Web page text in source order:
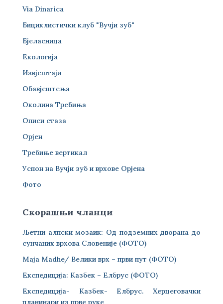
Via Dinarica
Бициклистички клуб "Вучји зуб"
Бјеласница
Екологија
Извјештаји
Обавјештења
Околина Требиња
Описи стаза
Орјен
Требиње вертикал
Успон на Вучји зуб и врхове Орјена
Фото
Скорашњи чланци
Љетни алпски мозаик: Од подземних дворана до
сунчаних врхова Словеније (ФОТО)
Maja Madhe/ Велики врх – први пут (ФОТО)
Експедиција: Казбек – Елбрус (ФОТО)
Експедиција- Казбек- Елбрус. Херцеговачки
планинари из прве руке